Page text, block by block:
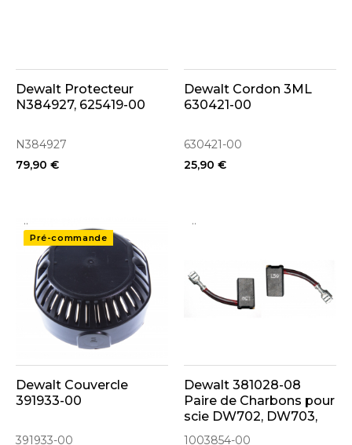
Dewalt Protecteur
N384927, 625419-00
N384927
79,90 €
Dewalt Cordon 3ML
630421-00
630421-00
25,90 €
..
Pré-commande
Dewalt Couvercle
391933-00
391933-00
..
Dewalt 381028-08
Paire de Charbons pour
scie DW702, DW703,
DW712, DW718, DW744
1003854-00